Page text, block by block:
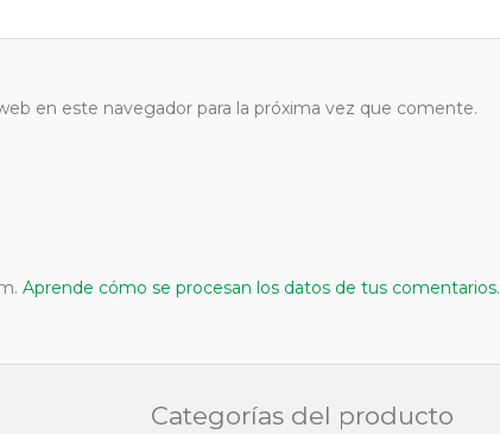
en este navegador para la próxima vez que comente.
Aprende cómo se procesan los datos de tus comentarios.
Categorías del producto